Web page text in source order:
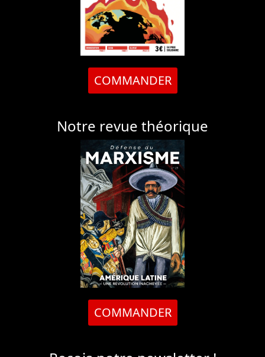
COMMANDER
Notre revue théorique
COMMANDER